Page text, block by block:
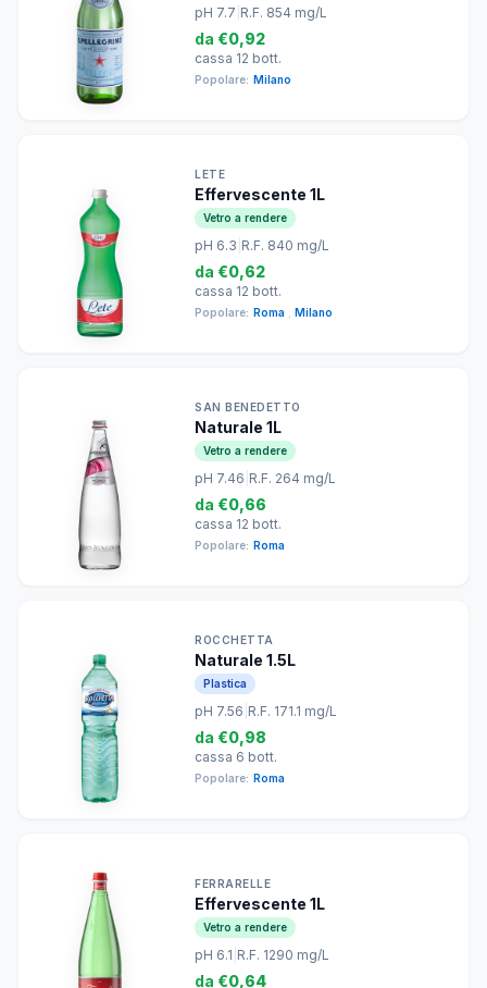
pH 7.7 R.F. 854 mg/L
da €0,92
cassa 12 bott.
Popolare: Milano
LETE
Effervescente 1L
Vetro a rendere
pH 6.3 R.F. 840 mg/L
da €0,62
cassa 12 bott.
Popolare: Roma Milano
SAN BENEDETTO
Naturale 1L
Vetro a rendere
pH 7.46 R.F. 264 mg/L
da €0,66
cassa 12 bott.
Popolare: Roma
ROCCHETTA
Naturale 1.5L
Plastica
pH 7.56 R.F. 171.1 mg/L
da €0,98
cassa 6 bott.
Popolare: Roma
FERRARELLE
Effervescente 1L
Vetro a rendere
pH 6.1 R.F. 1290 mg/L
da €0,64